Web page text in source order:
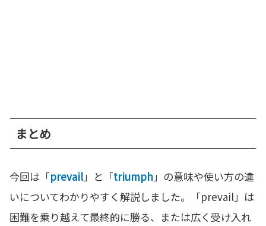
まとめ
今回は「prevail」と「triumph」の意味や使い方の違
いについてわかりやすく解説しました。「prevail」は
困難を乗り越えて最終的に勝る、または広く受け入れ